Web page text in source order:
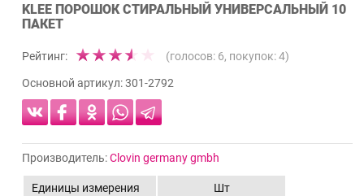
KLEE ПОРОШОК СТИРАЛЬНЫЙ УНИВЕРСАЛЬНЫЙ 10
ПАКЕТ
Рейтинг: (голосов: 6, покупок:4)
Основной артикул:301-2792
Производитель:Clovin germany gmbh
Единицы измерения
Шт